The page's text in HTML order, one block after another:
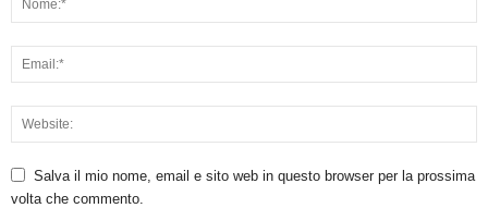
Salva il mio nome, email e sito web in questo browser per la prossima
volta che commento.